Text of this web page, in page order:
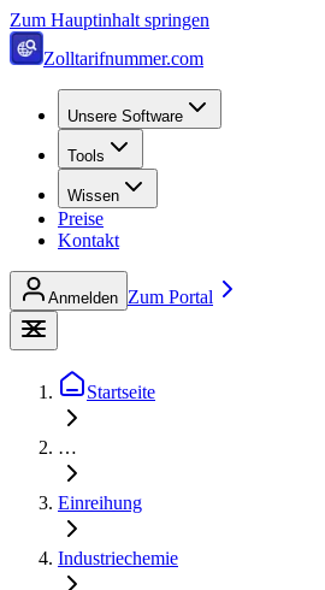
Zum Hauptinhalt springen
Zolltarifnummer.com
Unsere Software
Tools
Wissen
Preise
Kontakt
Anmelden Zum Portal
Startseite
…
Einreihung
Industriechemie